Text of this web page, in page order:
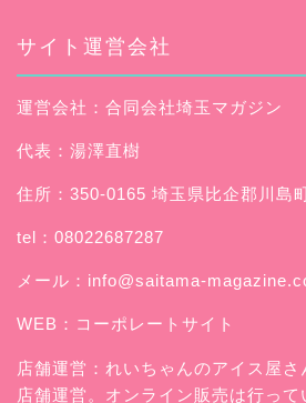
サイト運営会社
運営会社：合同会社埼玉マガジン
代表：湯澤直樹
住所：350-0165 埼玉県比企郡川島
tel：08022687287
メール： info@saitama-
WEB： コーポレートサイト
店舗運営： れいちゃんのアイス屋さ
店舗運営。オンライン販売は行って